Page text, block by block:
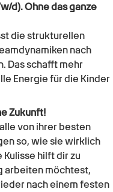
d). Ohne das ganze
die strukturellen
nach
Das schafft mehr
Energie für die Kinder
Zukunft!
von ihrer besten
so, wie sie wirklich
hilft dir zu
arbeiten möchtest,
nach einem festen